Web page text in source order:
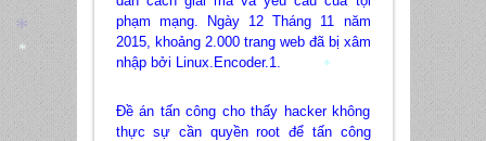
phạm mạng. Ngày 12 Tháng 11 năm
2015, khoảng 2.000 trang web đã bị xâm
nhập bởi Linux.Encoder.1.
Đề án tấn công cho thấy hacker không
thực sự cần quyền root để tấn công
*